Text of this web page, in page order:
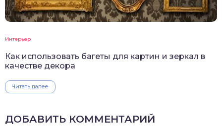
Интерьер
Как использовать багеты для картин и зеркал в
качестве декора
Читать далее
ДОБАВИТЬ КОММЕНТАРИЙ